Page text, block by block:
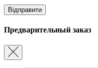
Предварительный заказ